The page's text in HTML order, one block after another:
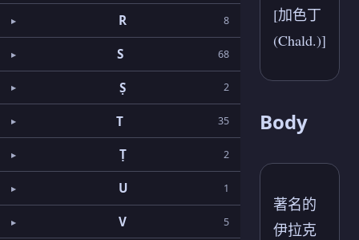
R 8
S 68
Ṣ 2
T 35
Ṭ 2
U 1
V 5
[加色丁
(Chald.)]
Body
著名的
伊拉克